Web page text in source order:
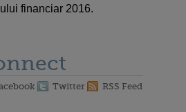
financiar 2016.
Twitter RSS Feed